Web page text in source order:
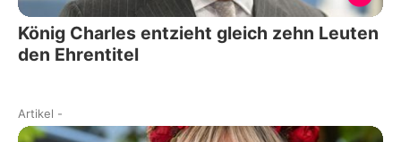
König Charles entzieht gleich zehn Leuten
den Ehrentitel
Artikel -